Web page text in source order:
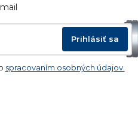
Prihlásiť sa
spracovaním osobných údajov.